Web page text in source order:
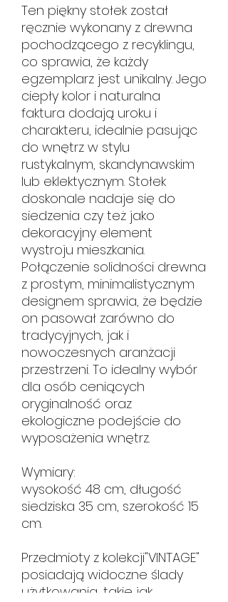
Ten piękny stołek został
ręcznie wykonany z drewna
pochodzącego z recyklingu,
co sprawia, że każdy
egzemplarz jest unikalny. Jego
ciepły kolor i naturalna
faktura dodają uroku i
charakteru, idealnie pasując
do wnętrz w stylu
rustykalnym, skandynawskim
lub eklektycznym. Stołek
doskonale nadaje się do
siedzenia czy też jako
dekoracyjny element
wystroju mieszkania.
Połączenie solidności drewna
z prostym, minimalistycznym
designem sprawia, że będzie
on pasował zarówno do
tradycyjnych, jak i
nowoczesnych aranżacji
przestrzeni. To idealny wybór
dla osób ceniących
oryginalność oraz
ekologiczne podejście do
wyposażenia wnętrz.
Wymiary:
wysokość 48 cm, długość
siedziska 35 cm, szerokość 15
cm.
Przedmioty z kolekcji"VINTAGE"
posiadają widoczne ślady
użytkowania, takie jak